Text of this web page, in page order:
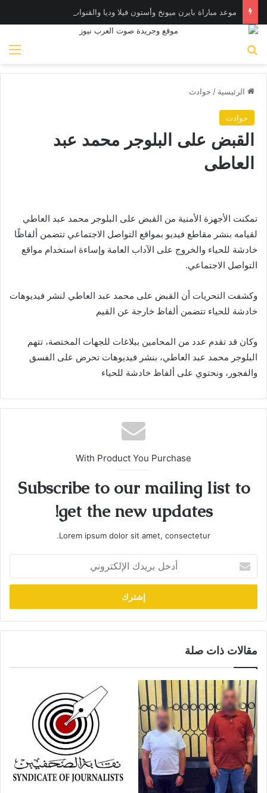
موعد مباراة بايرن ميونخ وأستون فيلا وديا والقنوات الناقلة
الرئيسية / حوادث
حوادث
القبض على البلوجر محمد عبد
العاطى
تمكنت الأجهزة الأمنية من القبض على البلوجر محمد عبد العاطي
لقيامه بنشر مقاطع فيديو بمواقع التواصل الاجتماعي تتضمن ألفاظًا
خادشة للحياء والخروج على الآداب العامة وإساءة استخدام مواقع
التواصل الاجتماعي.
وكشفت التحريات أن القبض على محمد عبد العاطي لنشر فيديوهات
خادشة للحياء تتضمن ألفاظ خارجة عن القيم
وكان قد تقدم عدد من المحامين ببلاغات للجهات المختصة، تتهم
البلوجر محمد عبد العاطي، بنشر فيديوهات تحرض على الفسق
والفجور، ونحتوي على ألفاظ خادشة للحياء
With Product You Purchase
Subscribe to our mailing list to
get the new updates!
Lorem ipsum dolor sit amet, consectetur.
بريدك
الإلكتروني
مقالات ذات صلة